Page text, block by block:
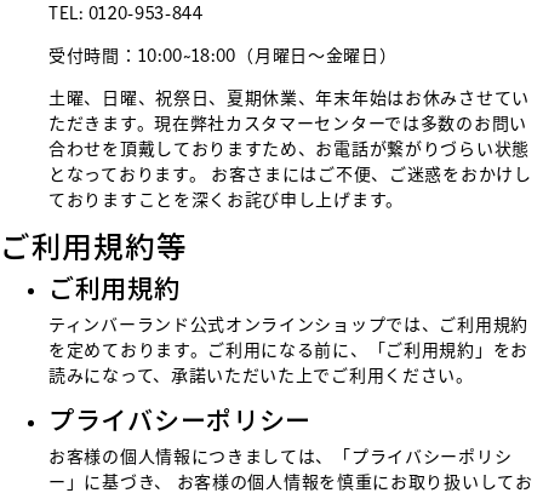
TEL: 0120-953-844
受付時間：10:00~18:00（月曜日～金曜日）
土曜、日曜、祝祭日、夏期休業、年末年始はお休みさせてい
ただきます。現在弊社カスタマーセンターでは多数のお問い
合わせを頂戴しておりますため、お電話が繋がりづらい状態
となっております。 お客さまにはご不便、ご迷惑をおかけし
ておりますことを深くお詫び申し上げます。
ご利用規約等
ご利用規約
ティンバーランド公式オンラインショップでは、ご利用規約
を定めております。ご利用になる前に、
「ご利用規約」 をお
読みになって、承諾いただいた上でご利用ください。
プライバシーポリシー
お客様の個人情報につきましては、
「プライバシーポリシ
ー」 に基づき、 お客様の個人情報を慎重にお取り扱いしてお